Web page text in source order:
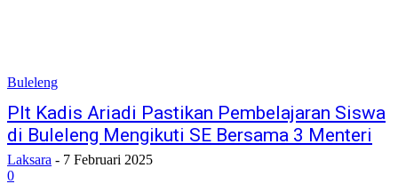
Buleleng
Plt Kadis Ariadi Pastikan Pembelajaran Siswa
di Buleleng Mengikuti SE Bersama 3 Menteri
Laksara - 7 Februari 2025
0